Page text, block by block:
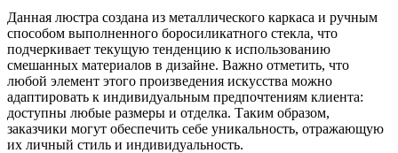
Данная люстра создана из металлического каркаса и ручным
способом выполненного боросиликатного стекла, что
подчеркивает текущую тенденцию к использованию
смешанных материалов в дизайне. Важно отметить, что
любой элемент этого произведения искусства можно
адаптировать к индивидуальным предпочтениям клиента:
доступны любые размеры и отделка. Таким образом,
заказчики могут обеспечить себе уникальность, отражающую
их личный стиль и индивидуальность.